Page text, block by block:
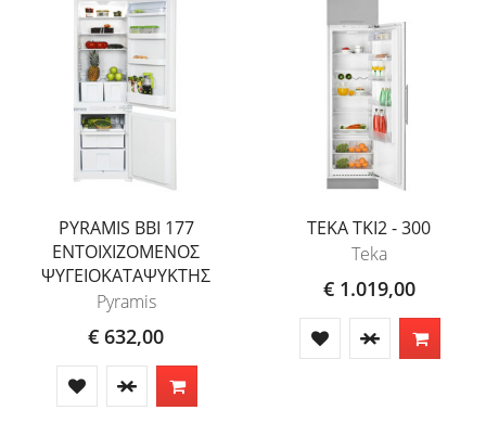
PYRAMIS BBI 177
ΕΝΤΟΙΧΙΖΟΜΕΝΟΣ
ΨΥΓΕΙΟΚΑΤΑΨΥΚΤΗΣ
Pyramis
€ 632,00
TEKA TKI2 - 300
Teka
€ 1.019,00